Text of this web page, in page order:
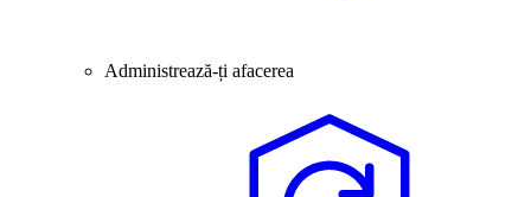
Administrează-ți afacerea